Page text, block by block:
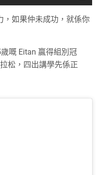
，如果仲未成功，就係你
嘅 Eitan 贏得組別冠
松，四出講學先係正